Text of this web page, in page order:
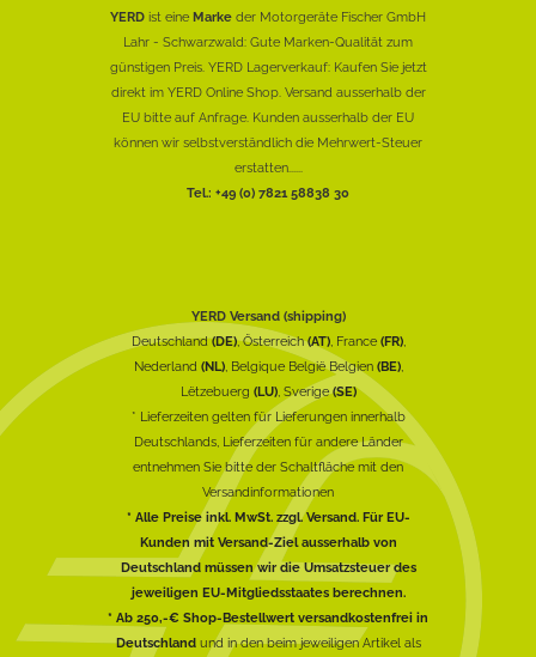
YERD ist eine Marke der Motorgeräte Fischer GmbH
Lahr - Schwarzwald: Gute Marken-Qualität zum
günstigen Preis. YERD Lagerverkauf: Kaufen Sie jetzt
direkt im YERD Online Shop. Versand ausserhalb der
EU bitte auf Anfrage. Kunden ausserhalb der EU
können wir selbstverständlich die Mehrwert-Steuer
erstatten......
Tel.: +49 (0) 7821 58838 30
YERD Versand (shipping)
Deutschland(DE), Österreich(AT), France (FR),
Nederland (NL), Belgique België Belgien (BE),
Lëtzebuerg (LU), Sverige(SE)
* Lieferzeiten gelten für Lieferungen innerhalb
Deutschlands, Lieferzeiten für andere Länder
entnehmen Sie bitte der Schaltfläche mit den
Versandinformationen
* Alle Preise inkl. MwSt. zzgl. Versand. Für EU-
Kunden mit Versand-Ziel ausserhalb von
Deutschland müssen wir die Umsatzsteuer des
jeweiligen EU-Mitgliedsstaates berechnen.
* Ab 250,-€ Shop-Bestellwert versandkostenfrei in
Deutschlandund in den beim jeweiligen Artikel als